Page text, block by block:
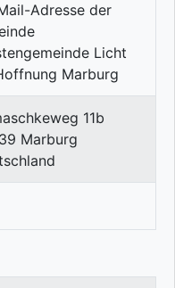
11b
Marburg